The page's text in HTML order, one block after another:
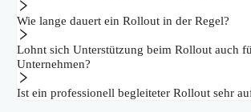
Wie lange dauert ein Rollout in der Regel?
Lohnt sich Unterstützung beim Rollout auch
Unternehmen?
Ist ein professionell begleiteter Rollout sehr